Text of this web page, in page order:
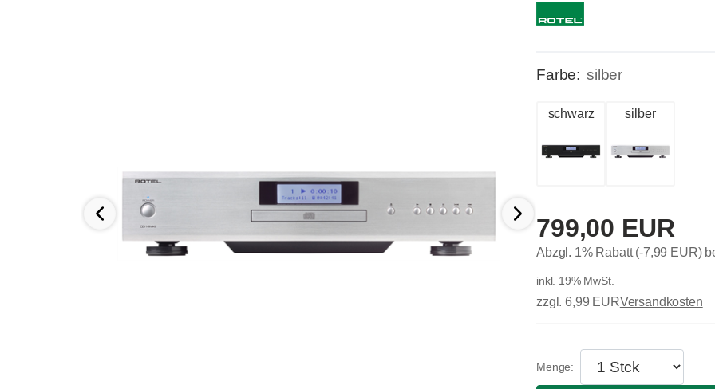
Farbe: silber
schwarz silber
799,00 EUR
Abzgl. 1% Rabatt (-7,99 EUR)
inkl. 19% MwSt.
zzgl. 6,99 EURVersandkosten